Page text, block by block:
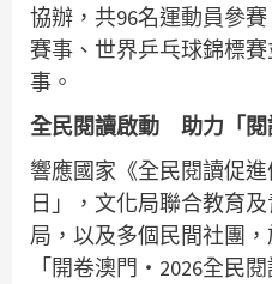
協辦，共96名運動員參
賽事、世界乒乓球錦標
事。
全民閱讀啟動 助力「閱
響應國家《全民閱讀促
日」，文化局聯合教育
局，以及多個民間社團
「開卷澳門‧2026全民